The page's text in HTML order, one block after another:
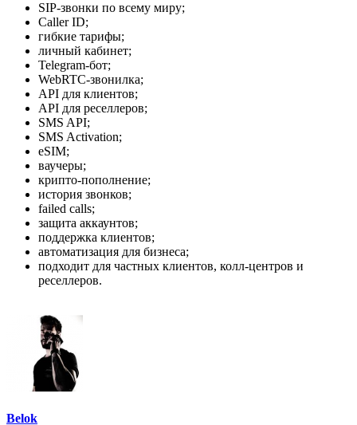
SIP-звонки по всему миру;
Caller ID;
гибкие тарифы;
личный кабинет;
Telegram-бот;
WebRTC-звонилка;
API для клиентов;
API для реселлеров;
SMS API;
SMS Activation;
eSIM;
ваучеры;
крипто-пополнение;
история звонков;
failed calls;
защита аккаунтов;
поддержка клиентов;
автоматизация для бизнеса;
подходит для частных клиентов, колл-центров и
реселлеров.
Belok